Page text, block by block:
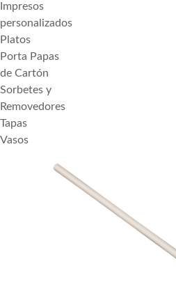
Impresos
personalizados
Platos
Porta Papas
de Cartón
Sorbetes y
Removedores
Tapas
Vasos